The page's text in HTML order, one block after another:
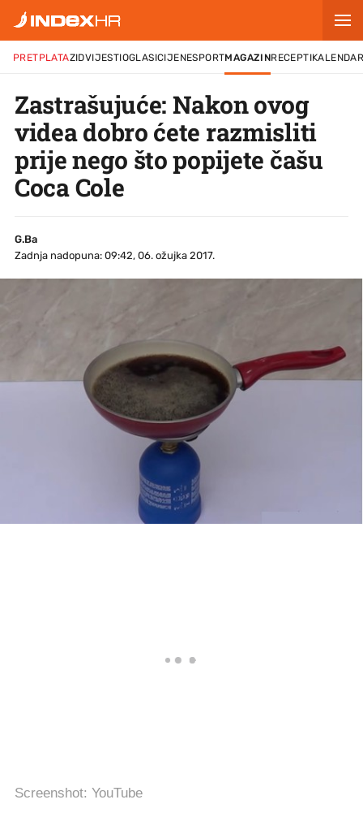
PRETPLATAZIDVIJESTIOGLASICIJENESPORTMAGAZINRECEPTI
Zastrašujuće: Nakon ovog
videa dobro ćete razmisliti
prije nego što popijete čašu
Coca Cole
G.Ba
Zadnja nadopuna: 09:42, 06. ožujka 2017.
Screenshot: YouTube